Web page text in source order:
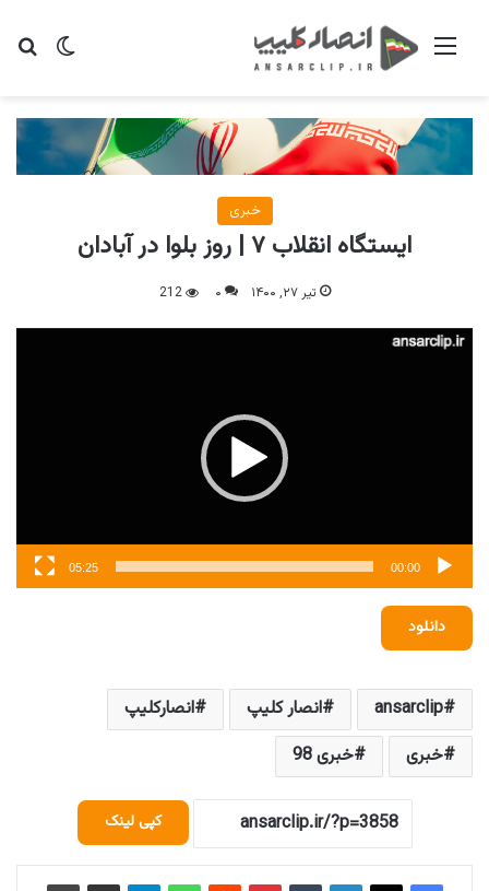
تغییر منو
خبری
ایستگاه انقلاب ۷ | روز بلوا در آبادان
تیر ۲۷, ۱۴۰۰ ۰ 212
نمایشگر
ویدیو
00:00
05:25
دانلود
ansarclip انصار کلیپ
انصارکلیپ
خبری
خبری 98
کپی لینک